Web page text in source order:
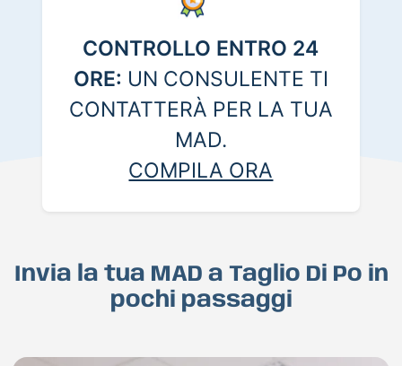
CONTROLLO ENTRO 24
ORE: UN CONSULENTE TI
CONTATTERÀ PER LA TUA
MAD.
COMPILA ORA
Invia la tua MAD a Taglio Di Po in
pochi passaggi